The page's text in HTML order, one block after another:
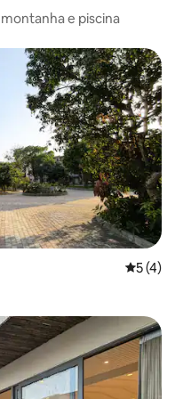
e piscina
5 de
5 (4)